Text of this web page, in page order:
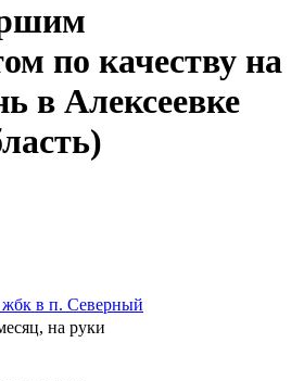
по качеству на
в Алексеевке
в п. Северный
на руки